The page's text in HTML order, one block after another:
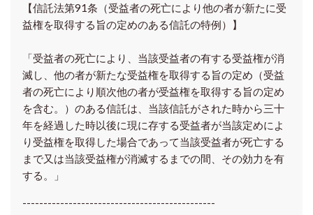
【信託法第91条（受益者の死亡により他の者が新たに受
益権を取得する旨の定めのある信託の特例）】
「受益者の死亡により、当該受益者の有する受益権が消
滅し、他の者が新たな受益権を取得する旨の定め（受益
者の死亡により順次他の者が受益権を取得する旨の定め
を含む。）のある信託は、当該信託がされた時から三十
年を経過した時以後に現に存する受益者が当該定めによ
り受益権を取得した場合であって当該受益者が死亡する
まで又は当該受益権が消滅するまでの間、その効力を有
する。」
----------------------------------------------